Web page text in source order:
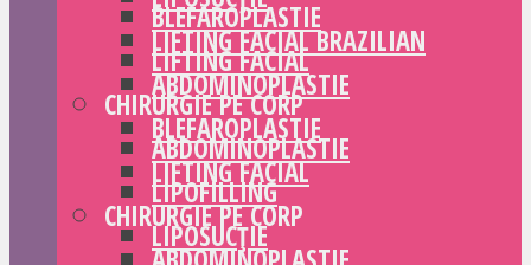
BLEFAROPLASTIE
LIFTING FACIAL
CHIRURGIE PE CORP
ABDOMINOPLASTIE
LIPOFILLING
LIPOSUCȚIE
LIFTING FACIAL BRAZILIAN
ABDOMINOPLASTIE
BLEFAROPLASTIE
LIFTING FACIAL
CHIRURGIE PE CORP